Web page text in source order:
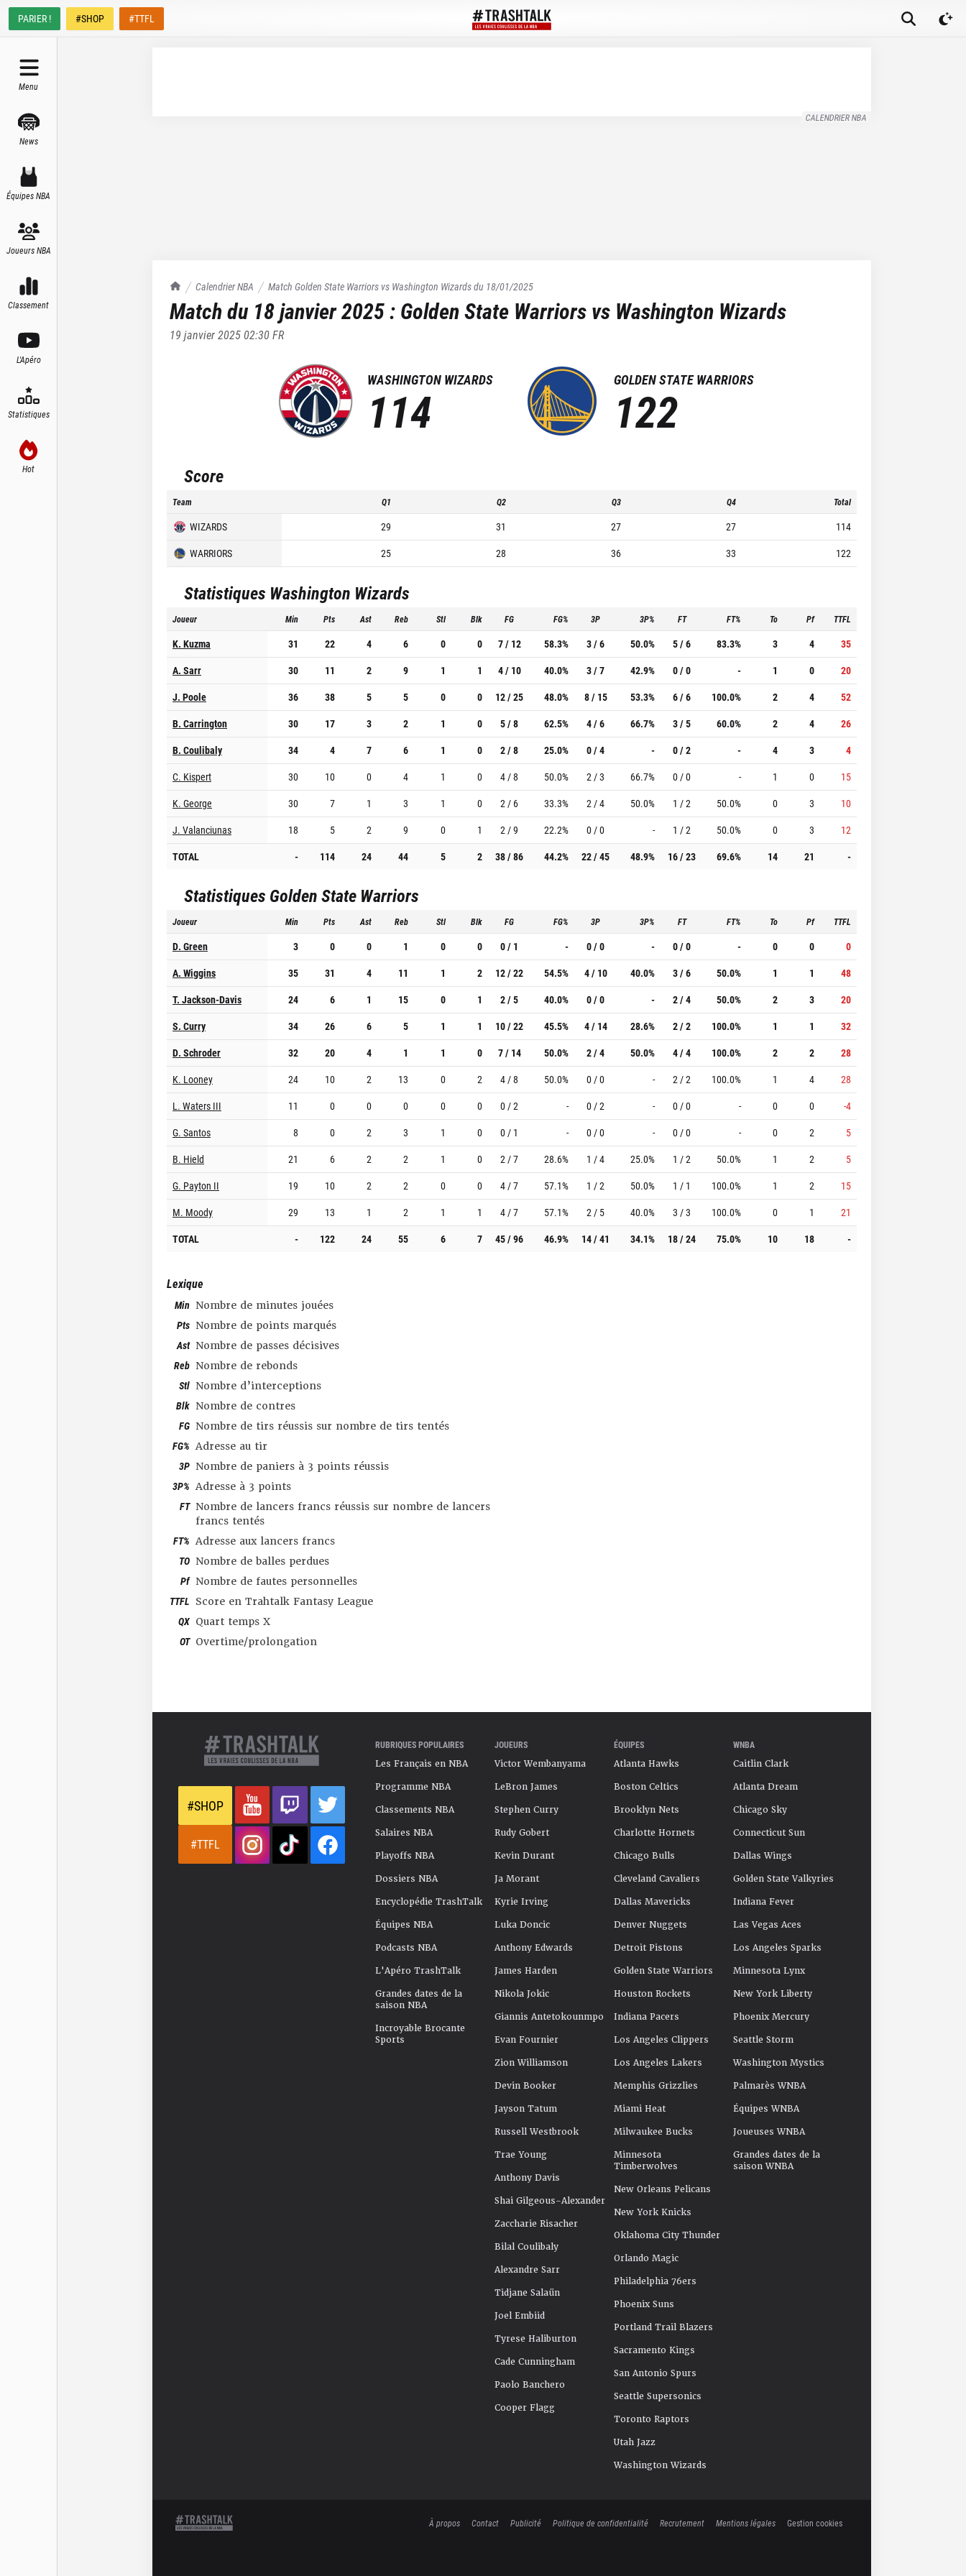
PARIER ! #SHOP #TTFL
Menu
News
Équipes NBA
Joueurs NBA
Classement
L'Apéro
Statistiques
Hot
CALENDRIER NBA
TrashTalk Actu NBA
Calendrier NBA Match Golden State Warriors vs Washington Wizardsdu 18/01/2025
Match du 18 janvier 2025: Golden State Warriors vs Washington Wizards
19 janvier 2025 02:30FR
WASHINGTON WIZARDS
114
GOLDEN STATE WARRIORS
122
Score
Team Q1 Q2 Q3 Q4 Total
WIZARDS 29 31 27 27
114
WARRIORS
25 28 36 33 122
Statistiques Washington Wizards
Joueur Min Pts Ast Reb Stl Blk FG FG% 3P 3P% FT FT% To Pf TTFL
K. Kuzma 31 22 4 6 0 0 7 / 12 58.3% 3 / 6 50.0% 5 / 6 83.3% 3 4
35
A. Sarr
30 11 2 9 1 1 4 / 10 40.0% 3 / 7 42.9% 0 / 0 - 1 0
20
J. Poole
36 38 5 5 0 0 12 / 25 48.0% 8 / 15 53.3% 6 / 6 100.0% 2 4
52
B. Carrington
30 17 3 2 1 0 5 / 8 62.5% 4 / 6 66.7% 3 / 5 60.0% 2 4
26
B. Coulibaly
34 4 7 6 1 0 2 / 8 25.0% 0 / 4 - 0 / 2 - 4 3
4
C. Kispert
30 10 0 4 1 0 4 / 8 50.0% 2 / 3 66.7% 0 / 0 - 1 0
15
K. George
30 7 1 3 1 0 2 / 6 33.3% 2 / 4 50.0% 1 / 2 50.0% 0 3
10
J. Valanciunas
18 5 2 9 0 1 2 / 9 22.2% 0 / 0 - 1 / 2 50.0% 0 3
12
TOTAL
- 114 24 44 5 2 38 / 86 44.2% 22 / 45 48.9% 16 / 23 69.6% 14 21 -
Statistiques Golden State Warriors
Joueur Min Pts Ast Reb Stl Blk FG FG% 3P 3P% FT FT% To Pf TTFL
D. Green 3 0 0 1 0 0 0 / 1 - 0 / 0 - 0 / 0 - 0 0
0
A. Wiggins
35 31 4 11 1 2 12 / 22 54.5% 4 / 10 40.0% 3 / 6 50.0% 1 1
48
T. Jackson-Davis
24 6 1 15 0 1 2 / 5 40.0% 0 / 0 - 2 / 4 50.0% 2 3
20
S. Curry
34 26 6 5 1 1 10 / 22 45.5% 4 / 14 28.6% 2 / 2 100.0% 1 1
32
D. Schroder
32 20 4 1 1 0 7 / 14 50.0% 2 / 4 50.0% 4 / 4 100.0% 2 2
28
K. Looney
24 10 2 13 0 2 4 / 8 50.0% 0 / 0 - 2 / 2 100.0% 1 4
28
L. Waters III
11 0 0 0 0 0 0 / 2 - 0 / 2 - 0 / 0 - 0 0
-4
G. Santos
8 0 2 3 1 0 0 / 1 - 0 / 0 - 0 / 0 - 0 2
5
B. Hield
21 6 2 2 1 0 2 / 7 28.6% 1 / 4 25.0% 1 / 2 50.0% 1 2
5
G. Payton II
19 10 2 2 0 0 4 / 7 57.1% 1 / 2 50.0% 1 / 1 100.0% 1 2
15
M. Moody
29 13 1 2 1 1 4 / 7 57.1% 2 / 5 40.0% 3 / 3 100.0% 0 1
21
TOTAL
- 122 24 55 6 7 45 / 96 46.9% 14 / 41 34.1% 18 / 24 75.0% 10 18 -
Lexique
Min Nombre de minutes jouées
Pts Nombre de points marqués
Ast Nombre de passes décisives
Reb Nombre de rebonds
Stl Nombre d’interceptions
Blk Nombre de contres
FG Nombre de tirs réussis sur nombre de tirs tentés
FG% Adresse au tir
3P Nombre de paniers à 3 points réussis
3P% Adresse à 3 points
FT Nombre de lancers francs réussis sur nombre de lancers
francs tentés
FT% Adresse aux lancers francs
TO Nombre de balles perdues
Pf Nombre de fautes personnelles
TTFL Score en Trahtalk Fantasy League
QX Quart temps X
OT Overtime/prolongation
#SHOP
#TTFL
RUBRIQUES POPULAIRES
Les Français en NBA
Programme NBA
Classements NBA
Salaires NBA
Playoffs NBA
Dossiers NBA
Encyclopédie TrashTalk
Équipes NBA
Podcasts NBA
L'Apéro TrashTalk
Grandes dates de la
saison NBA
Incroyable Brocante
Sports
JOUEURS
Victor Wembanyama
LeBron James
Stephen Curry
Rudy Gobert
Kevin Durant
Ja Morant
Kyrie Irving
Luka Doncic
Anthony Edwards
James Harden
Nikola Jokic
Giannis Antetokounmpo
Evan Fournier
Zion Williamson
Devin Booker
Jayson Tatum
Russell Westbrook
Trae Young
Anthony Davis
Shai Gilgeous-Alexander
Zaccharie Risacher
Bilal Coulibaly
Alexandre Sarr
Tidjane Salaün
Joel Embiid
Tyrese Haliburton
Cade Cunningham
Paolo Banchero
Cooper Flagg
ÉQUIPES
Atlanta Hawks
Boston Celtics
Brooklyn Nets
Charlotte Hornets
Chicago Bulls
Cleveland Cavaliers
Dallas Mavericks
Denver Nuggets
Detroit Pistons
Golden State Warriors
Houston Rockets
Indiana Pacers
Los Angeles Clippers
Los Angeles Lakers
Memphis Grizzlies
Miami Heat
Milwaukee Bucks
Minnesota
Timberwolves
New Orleans Pelicans
New York Knicks
Oklahoma City Thunder
Orlando Magic
Philadelphia 76ers
Phoenix Suns
Portland Trail Blazers
Sacramento Kings
San Antonio Spurs
Seattle Supersonics
Toronto Raptors
Utah Jazz
Washington Wizards
WNBA
Caitlin Clark
Atlanta Dream
Chicago Sky
Connecticut Sun
Dallas Wings
Golden State Valkyries
Indiana Fever
Las Vegas Aces
Los Angeles Sparks
Minnesota Lynx
New York Liberty
Phoenix Mercury
Seattle Storm
Washington Mystics
Palmarès WNBA
Équipes WNBA
Joueuses WNBA
Grandes dates de la
saison WNBA
À propos Contact Publicité Politique de confidentialité Recrutement Mentions légales Gestion cookies